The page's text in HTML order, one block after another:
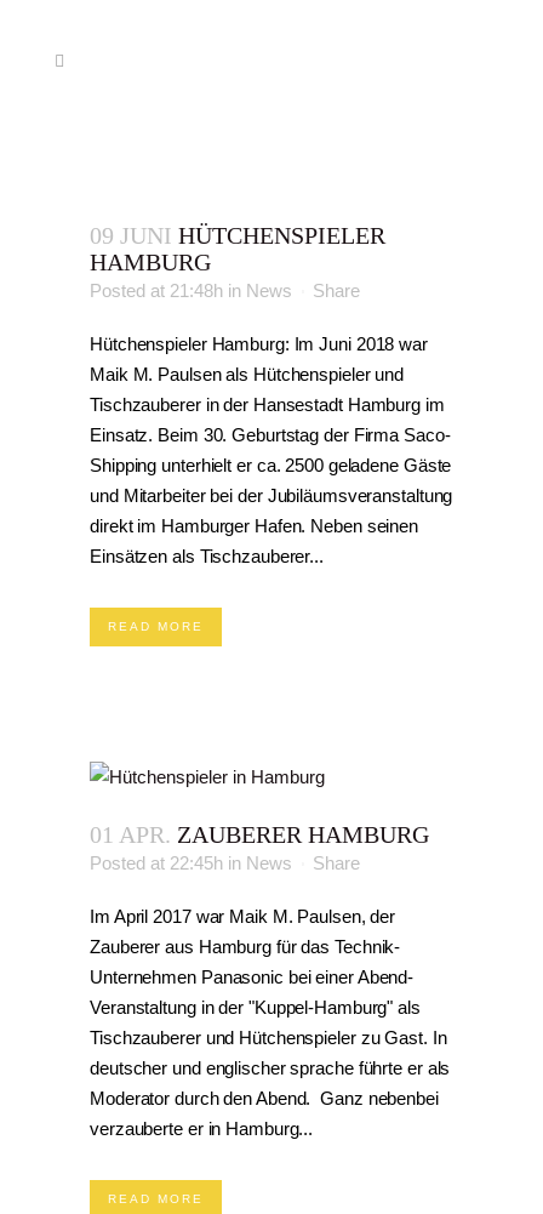
09 JUNI HÜTCHENSPIELER
HAMBURG
Posted at 21:48h in News Share
Hütchenspieler Hamburg: Im Juni 2018 war
Maik M. Paulsen als Hütchenspieler und
Tischzauberer in der Hansestadt Hamburg im
Einsatz. Beim 30. Geburtstag der Firma Saco-
Shipping unterhielt er ca. 2500 geladene Gäste
und Mitarbeiter bei der Jubiläumsveranstaltung
direkt im Hamburger Hafen. Neben seinen
Einsätzen als Tischzauberer...
READ MORE
01 APR. ZAUBERER HAMBURG
Posted at 22:45h in News Share
Im April 2017 war Maik M. Paulsen, der
Zauberer aus Hamburg für das Technik-
Unternehmen Panasonic bei einer Abend-
Veranstaltung in der "Kuppel-Hamburg" als
Tischzauberer und Hütchenspieler zu Gast. In
deutscher und englischer sprache führte er als
Moderator durch den Abend. Ganz nebenbei
verzauberte er in Hamburg...
READ MORE